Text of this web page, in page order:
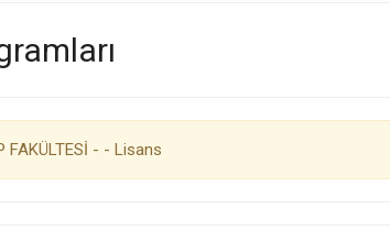
FAKÜLTESİ - - Lisans